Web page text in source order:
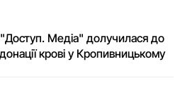
Медіа" долучилася до
крові у Кропивницькому